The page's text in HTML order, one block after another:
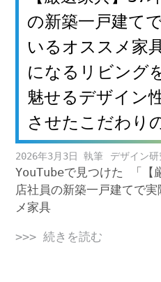
の新築一戸建て
いるオススメ家
になるリビング
魅せるデザイン
させたこだわり
2026年3月3日 デザイン
YouTubeで見つけた 「【
店社員の新築一戸建てで
メ家具
>>> 続きを読む